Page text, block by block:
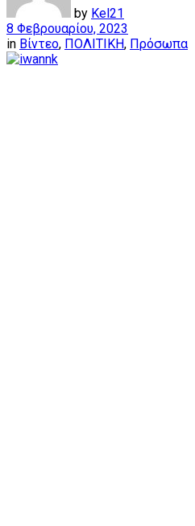
by Kel21
8 Φεβρουαρίου, 2023
in Βίντεο, ΠΟΛΙΤΙΚΗ, Πρόσωπα